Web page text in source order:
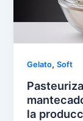
Gelato,Soft
la